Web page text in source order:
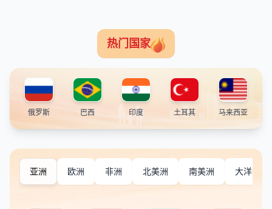
热门国家
俄罗斯 巴西 印度 土耳其 马来西亚
亚洲 欧洲 非洲 北美洲 南美洲 大洋洲